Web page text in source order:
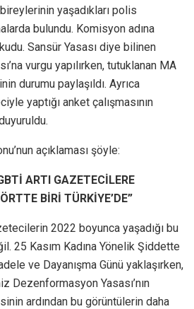
bireylerinin yaşadıkları polis
bulundu. Komisyon adına
Sansür Yasası diye bilinen
vurgu yapılırken, tutuklanan MA
durumu paylaşıldı. Ayrıca
yaptığı anket çalışmasının
açıklaması şöyle:
ARTI GAZETECİLERE
BİRİ TÜRKİYE’DE”
2022 boyunca yaşadığı bu
25 Kasım Kadına Yönelik Şiddette
ve Dayanışma Günü yaklaşırken,
Dezenformasyon Yasası’nın
ardından bu görüntülerin daha